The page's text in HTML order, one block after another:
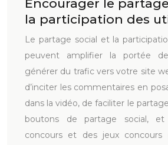
Encourager le
la participation des
Le partage social et la
peuvent amplifier la portée
générer du trafic vers votre site
d’inciter les commentaires en
dans la vidéo, de faciliter le
boutons de partage social, et
concours et des jeux concours